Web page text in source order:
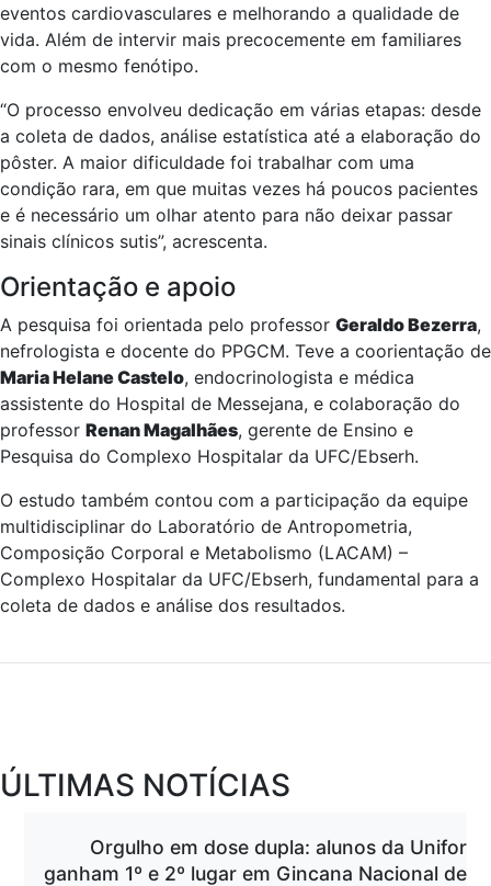
eventos cardiovasculares e melhorando a qualidade de
vida. Além de intervir mais precocemente em familiares
com o mesmo fenótipo.
“O processo envolveu dedicação em várias etapas: desde
a coleta de dados, análise estatística até a elaboração do
pôster. A maior dificuldade foi trabalhar com uma
condição rara, em que muitas vezes há poucos pacientes
e é necessário um olhar atento para não deixar passar
sinais clínicos sutis”, acrescenta.
Orientação e apoio
A pesquisa foi orientada pelo professor Geraldo Bezerra,
nefrologista e docente do PPGCM. Teve a coorientação de
Maria Helane Castelo, endocrinologista e médica
assistente do Hospital de Messejana, e colaboração do
professor Renan Magalhães, gerente de Ensino e
Pesquisa do Complexo Hospitalar da UFC/Ebserh.
O estudo também contou com a participação da equipe
multidisciplinar do Laboratório de Antropometria,
Composição Corporal e Metabolismo (LACAM) –
Complexo Hospitalar da UFC/Ebserh, fundamental para a
coleta de dados e análise dos resultados.
ÚLTIMAS NOTÍCIAS
Orgulho em dose dupla: alunos da Unifor
ganham 1º e 2º lugar em Gincana Nacional de